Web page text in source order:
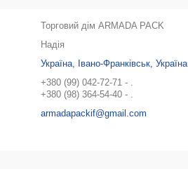
Торговий дім ARMADA PACK
Надія
Україна, Івано-Франківськ, Україна
+380 (99) 042-72-71
.
+380 (98) 364-54-40
.
armadapackif@gmail.com